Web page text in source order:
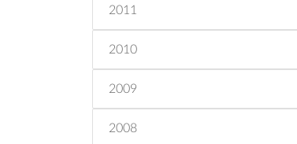
2011
2010
2009
2008